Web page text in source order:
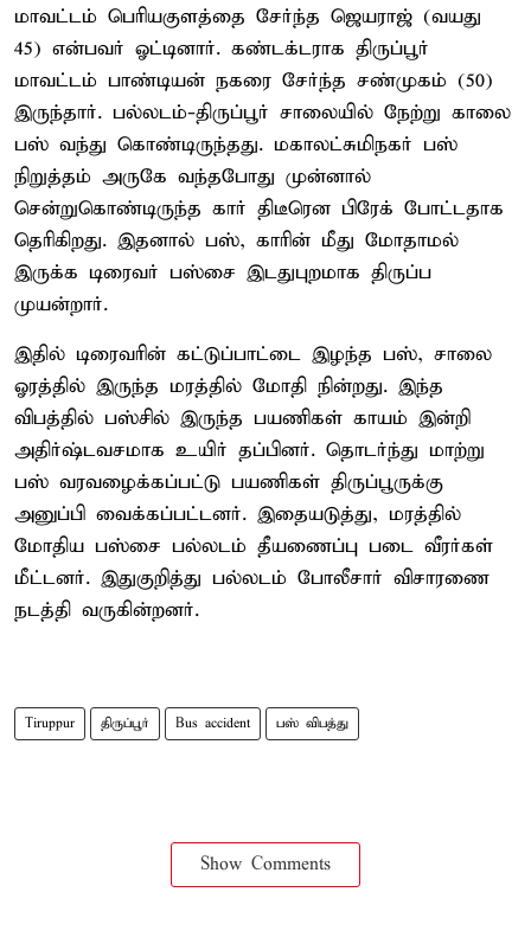
மாவட்டம் பெரியகுளத்தை சேர்ந்த ஜெயராஜ் (வயது
45) என்பவர் ஓட்டினார். கண்டக்டராக திருப்பூர்
மாவட்டம் பாண்டியன் நகரை சேர்ந்த சண்முகம் (50)
இருந்தார். பல்லடம்-திருப்பூர் சாலையில் நேற்று காலை
பஸ் வந்து கொண்டிருந்தது. மகாலட்சுமிநகர் பஸ்
நிறுத்தம் அருகே வந்தபோது முன்னால்
சென்றுகொண்டிருந்த கார் திடீரென பிரேக் போட்டதாக
தெரிகிறது. இதனால் பஸ், காரின் மீது மோதாமல்
இருக்க டிரைவர் பஸ்சை இடதுபுறமாக திருப்ப
முயன்றார்.
இதில் டிரைவரின் கட்டுப்பாட்டை இழந்த பஸ், சாலை
ஓரத்தில் இருந்த மரத்தில் மோதி நின்றது. இந்த
விபத்தில் பஸ்சில் இருந்த பயணிகள் காயம் இன்றி
அதிர்ஷ்டவசமாக உயிர் தப்பினர். தொடர்ந்து மாற்று
பஸ் வரவழைக்கப்பட்டு பயணிகள் திருப்பூருக்கு
அனுப்பி வைக்கப்பட்டனர். இதையடுத்து, மரத்தில்
மோதிய பஸ்சை பல்லடம் தீயணைப்பு படை வீரர்கள்
மீட்டனர். இதுகுறித்து பல்லடம் போலீசார் விசாரணை
நடத்தி வருகின்றனர்.
Tiruppur திருப்பூர் Bus accident பஸ் விபத்து
Show Comments